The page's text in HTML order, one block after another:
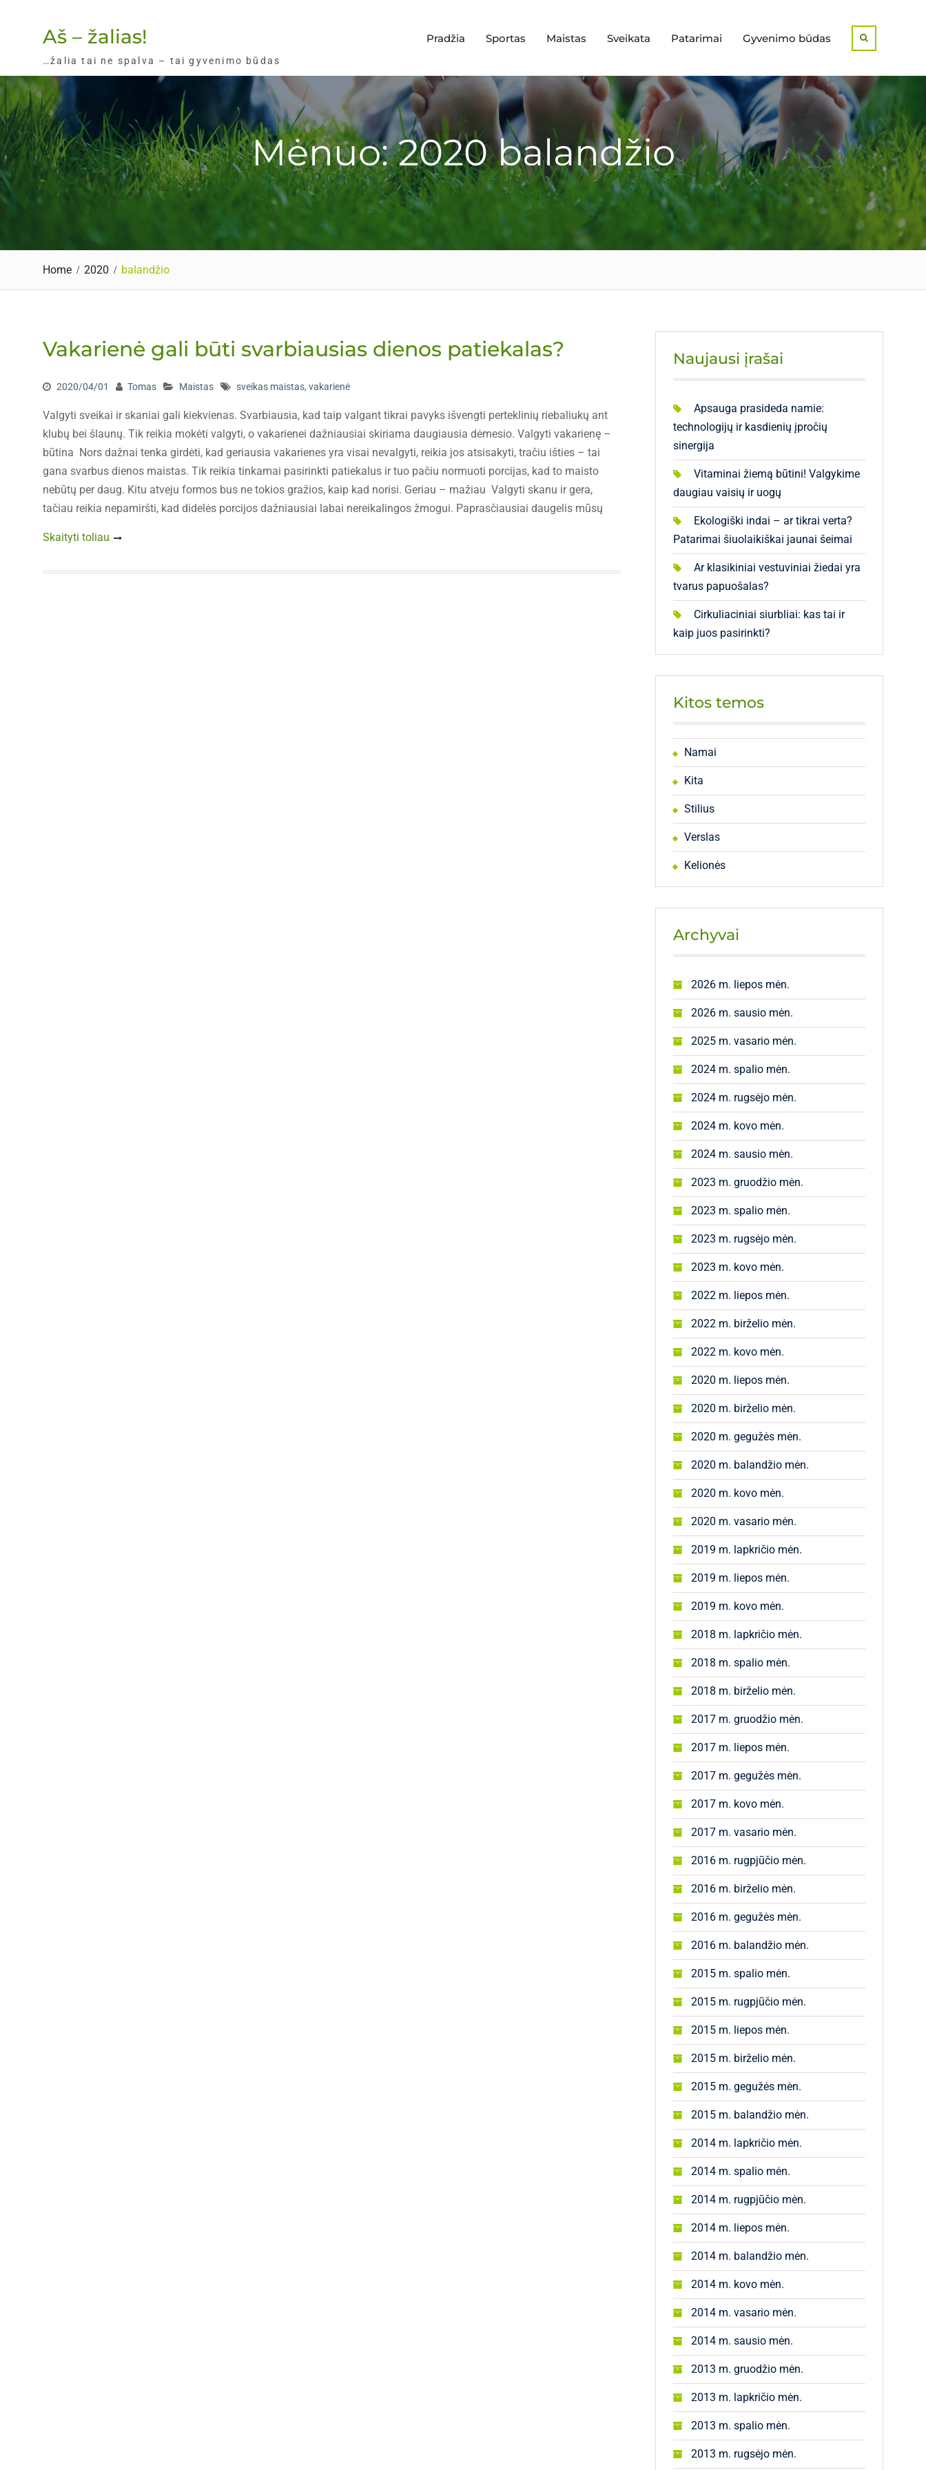
Aš – žalias!
…žalia tai ne spalva – tai gyvenimo būdas
Pradžia Sportas Maistas Sveikata Patarimai Gyvenimo būdas
Mėnuo: 2020 balandžio
Home 2020 balandžio
Vakarienė gali būti svarbiausias dienos patiekalas?
2020/04/01 Tomas Maistas sveikas maistas, vakarienė
Valgyti sveikai ir skaniai gali kiekvienas. Svarbiausia, kad taip valgant tikrai pavyks išvengti perteklinių riebaliukų ant
klubų bei šlaunų. Tik reikia mokėti valgyti, o vakarienei dažniausiai skiriama daugiausia dėmesio. Valgyti vakarienę –
būtina Nors dažnai tenka girdėti, kad geriausia vakarienes yra visai nevalgyti, reikia jos atsisakyti, tračiu išties – tai
gana svarbus dienos maistas. Tik reikia tinkamai pasirinkti patiekalus ir tuo pačiu normuoti porcijas, kad to maisto
nebūtų per daug. Kitu atveju formos bus ne tokios gražios, kaip kad norisi. Geriau – mažiau Valgyti skanu ir gera,
tačiau reikia nepamiršti, kad didelės porcijos dažniausiai labai nereikalingos žmogui. Paprasčiausiai daugelis mūsų
Skaityti toliau
Naujausi įrašai
Apsauga prasideda namie:
technologijų ir kasdienių įpročių
sinergija
Vitaminai žiemą būtini! Valgykime
daugiau vaisių ir uogų
Ekologiški indai – ar tikrai verta?
Patarimai šiuolaikiškai jaunai šeimai
Ar klasikiniai vestuviniai žiedai yra
tvarus papuošalas?
Cirkuliaciniai siurbliai: kas tai ir
kaip juos pasirinkti?
Kitos temos
Namai
Kita
Stilius
Verslas
Kelionės
Archyvai
2026 m. liepos mėn.
2026 m. sausio mėn.
2025 m. vasario mėn.
2024 m. spalio mėn.
2024 m. rugsėjo mėn.
2024 m. kovo mėn.
2024 m. sausio mėn.
2023 m. gruodžio mėn.
2023 m. spalio mėn.
2023 m. rugsėjo mėn.
2023 m. kovo mėn.
2022 m. liepos mėn.
2022 m. birželio mėn.
2022 m. kovo mėn.
2020 m. liepos mėn.
2020 m. birželio mėn.
2020 m. gegužės mėn.
2020 m. balandžio mėn.
2020 m. kovo mėn.
2020 m. vasario mėn.
2019 m. lapkričio mėn.
2019 m. liepos mėn.
2019 m. kovo mėn.
2018 m. lapkričio mėn.
2018 m. spalio mėn.
2018 m. birželio mėn.
2017 m. gruodžio mėn.
2017 m. liepos mėn.
2017 m. gegužės mėn.
2017 m. kovo mėn.
2017 m. vasario mėn.
2016 m. rugpjūčio mėn.
2016 m. birželio mėn.
2016 m. gegužės mėn.
2016 m. balandžio mėn.
2015 m. spalio mėn.
2015 m. rugpjūčio mėn.
2015 m. liepos mėn.
2015 m. birželio mėn.
2015 m. gegužės mėn.
2015 m. balandžio mėn.
2014 m. lapkričio mėn.
2014 m. spalio mėn.
2014 m. rugpjūčio mėn.
2014 m. liepos mėn.
2014 m. balandžio mėn.
2014 m. kovo mėn.
2014 m. vasario mėn.
2014 m. sausio mėn.
2013 m. gruodžio mėn.
2013 m. lapkričio mėn.
2013 m. spalio mėn.
2013 m. rugsėjo mėn.